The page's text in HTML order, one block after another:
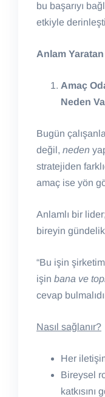
bu başarıyı
etkiyle
Anlam
Amaç
Neden
Bugün
değil, neden
stratejiden
amaç ise yön
Anlamlı bir
bireyin
“Bu işin
işin bana ve
cevap
Nasıl sağlanır?
Her
Bireysel
katkısını